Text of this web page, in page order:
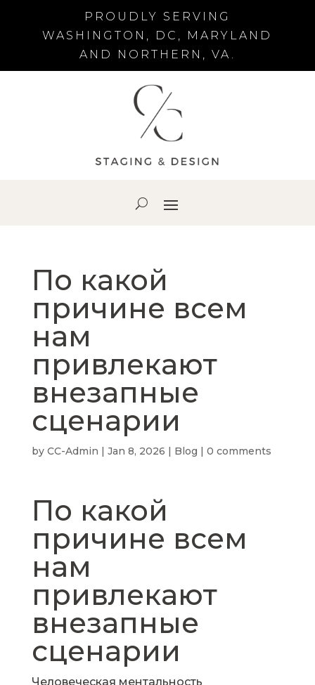
PROUDLY SERVING
WASHINGTON, DC, MARYLAND
AND NORTHERN, VA.
По какой
причине всем
нам
привлекают
внезапные
сценарии
by CC-Admin | Jan 8, 2026 | Blog | 0 comments
По какой
причине всем
нам
привлекают
внезапные
сценарии
Человеческая ментальность